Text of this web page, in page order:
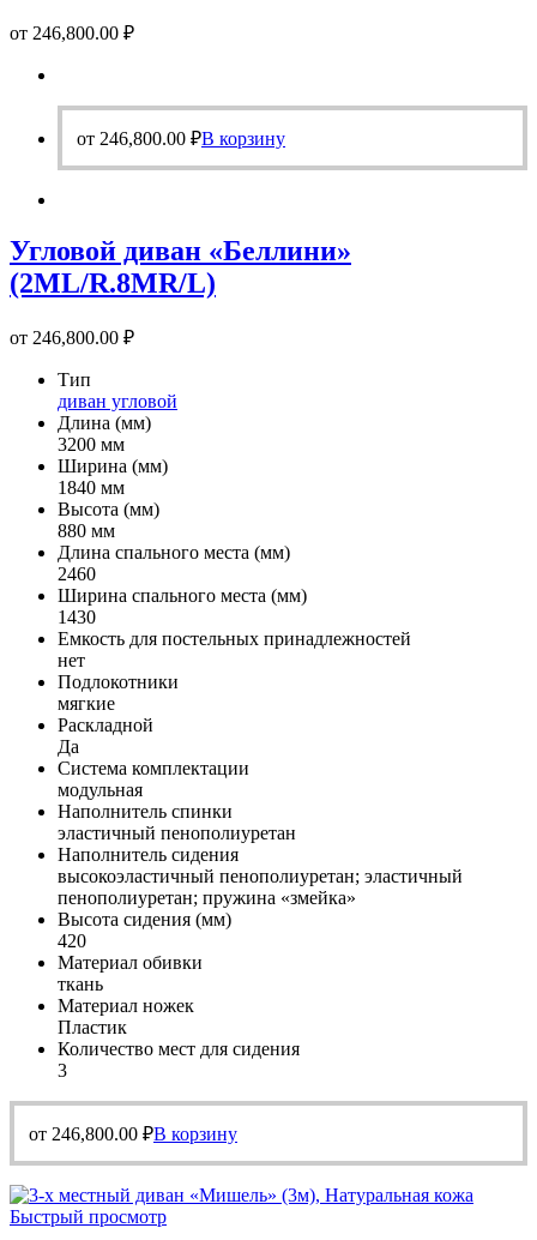
от 246,800.00 ₽
от 246,800.00 ₽В корзину
Угловой диван «Беллини»
(2ML/R.8MR/L)
от 246,800.00 ₽
Тип
диван угловой
Длина (мм)
3200 мм
Ширина (мм)
1840 мм
Высота (мм)
880 мм
Длина спального места (мм)
2460
Ширина спального места (мм)
1430
Емкость для постельных принадлежностей
нет
Подлокотники
мягкие
Раскладной
Да
Система комплектации
модульная
Наполнитель спинки
эластичный пенополиуретан
Наполнитель сидения
высокоэластичный пенополиуретан; эластичный
пенополиуретан; пружина «змейка»
Высота сидения (мм)
420
Материал обивки
ткань
Материал ножек
Пластик
Количество мест для сидения
3
от 246,800.00 ₽В корзину
Быстрый просмотр